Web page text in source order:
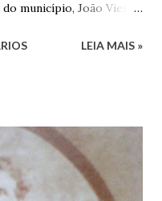
município, João Vieira
dos Santos, nasceu em
se dedicar aos
o trabalho em primeiro
No comércio foi
LEIA MAIS »